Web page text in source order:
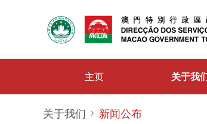
主页 关于我
关于我们 新闻公布